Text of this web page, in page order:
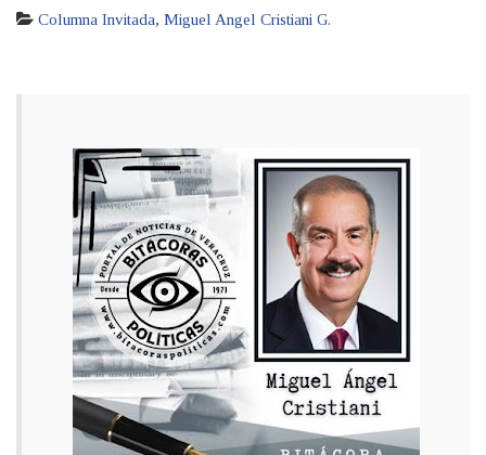
Columna Invitada, Miguel Angel Cristiani G.